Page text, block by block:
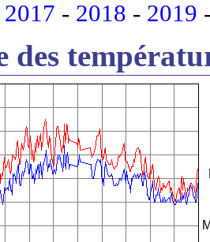
2017 - 2018 - 2019
des